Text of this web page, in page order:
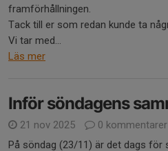
framförhållningen.
Tack till er som redan kunde ta
Vi tar med...
Läs mer
Inför söndagens
21 nov 2025
0 kommentarer
På söndag (23/11) är det dags för